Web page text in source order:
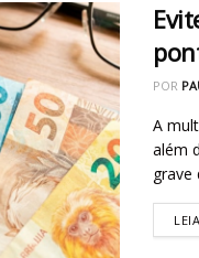
POR
A
além
grave